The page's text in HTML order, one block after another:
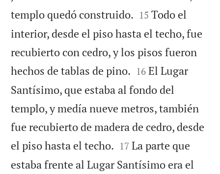
templo quedó construido. 

15 Todo el
interior, desde el piso hasta el techo, fue
recubierto con cedro, y los pisos fueron
hechos de tablas de pino. 

16 El Lugar
Santísimo, que estaba al fondo del
templo, y medía nueve metros, también
fue recubierto de madera de cedro, desde
el piso hasta el techo. 

17 La parte que
estaba frente al Lugar Santísimo era el